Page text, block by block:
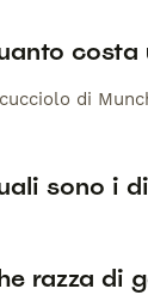
costa
di
sono i
razza di